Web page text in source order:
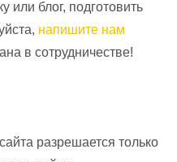
или блог, подготовить
напишите нам
в сотрудничестве!
разрешается только